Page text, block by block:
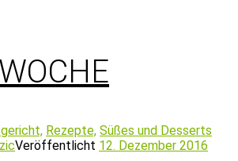
Rezepte, Süßes und Desserts
Veröffentlicht 12. Dezember 2016